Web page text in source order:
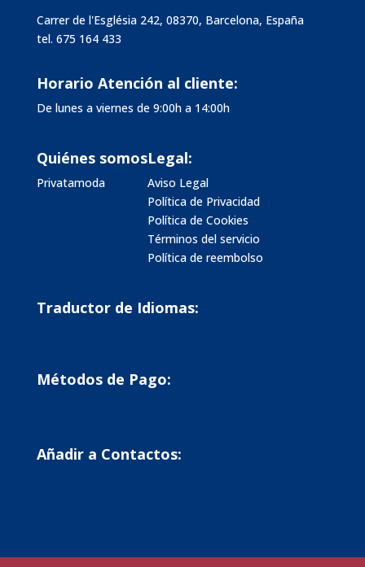
Carrer de l'Església 242, 08370, Barcelona, España
tel. 675 164 433
Horario Atención al cliente:
De lunes a viernes de 9:00h a 14:00h
Quiénes somos
Privatamoda
Legal:
Aviso Legal
Política de Privacidad
Política de Cookies
Términos del servicio
Política de reembolso
Traductor de Idiomas:
Métodos de Pago:
Añadir a Contactos: